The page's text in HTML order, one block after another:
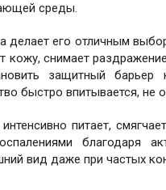
среды.
делает его отличным
кожу, снимает
защитный
быстро впитывается, не
питает,
благодаря
вид даже при частых